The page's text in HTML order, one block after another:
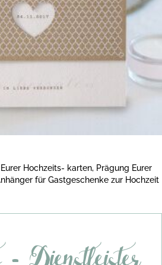
Hochzeits- karten, Prägung Eurer
für Gastgeschenke zur Hochzeit
- Dienstleister